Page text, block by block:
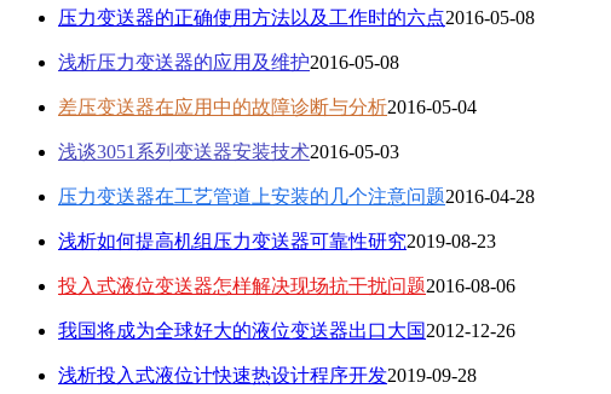
压力变送器的正确使用方法以及工作时的六点2016-05-08
浅析压力变送器的应用及维护2016-05-08
差压变送器在应用中的故障诊断与分析2016-05-04
浅谈3051系列变送器安装技术2016-05-03
压力变送器在工艺管道上安装的几个注意问题2016-04-28
浅析如何提高机组压力变送器可靠性研究2019-08-23
投入式液位变送器怎样解决现场抗干扰问题2016-08-06
我国将成为全球好大的液位变送器出口大国2012-12-26
浅析投入式液位计快速热设计程序开发2019-09-28